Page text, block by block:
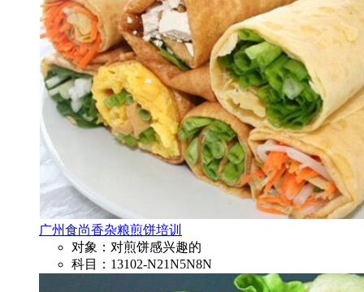
广州食尚香杂粮煎饼培训
对象：对煎饼感兴趣的
科目：13102-N21N5N8N